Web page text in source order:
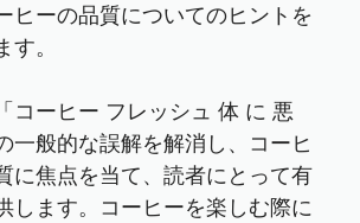
ヒーの品質についてのヒントを
。
コーヒー フレッシュ 体 に 悪
一般的な誤解を解消し、コーヒ
に焦点を当て、読者にとって有
します。コーヒーを楽しむ際に